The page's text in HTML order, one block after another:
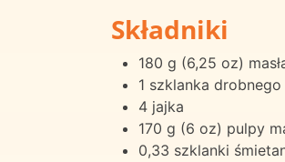
Składniki
180 g (6,25 oz)
1 szklanka
4 jajka
170 g (6 oz) pulpy
0,33 szklanki